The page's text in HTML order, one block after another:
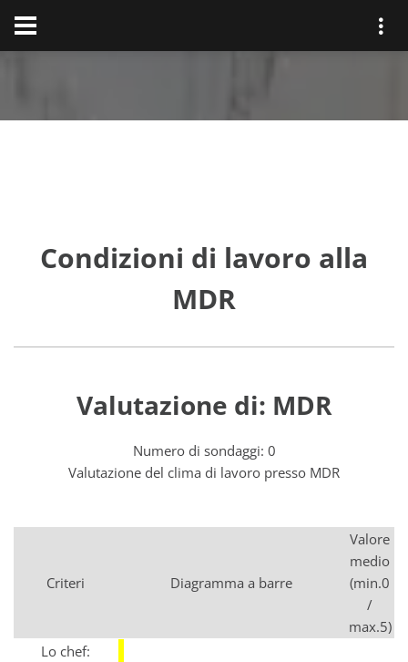
Condizioni di lavoro alla
MDR
Valutazione di: MDR
Numero di sondaggi: 0
Valutazione del clima di lavoro presso MDR
Criteri Diagramma a barre
Valore
medio
(min.0
/
max.5)
Lo chef: